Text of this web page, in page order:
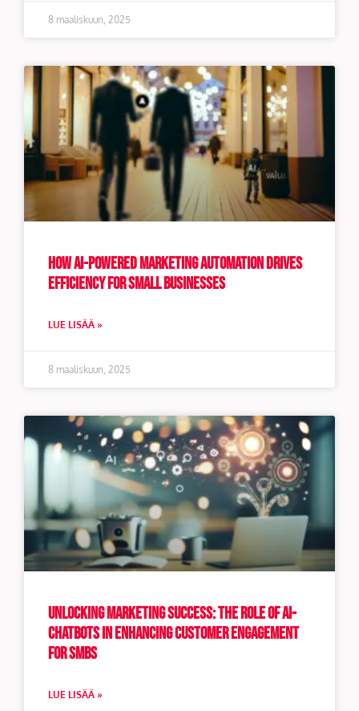
8 maaliskuun, 2025
How AI-Powered Marketing Automation Drives
Efficiency for Small Businesses
LUE LISÄÄ »
8 maaliskuun, 2025
Unlocking Marketing Success: The Role of AI-
Chatbots in Enhancing Customer Engagement
for SMBs
LUE LISÄÄ »